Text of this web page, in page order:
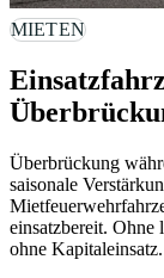
MIETEN
Überbrückung
saisonale
einsatzbereit.
ohne